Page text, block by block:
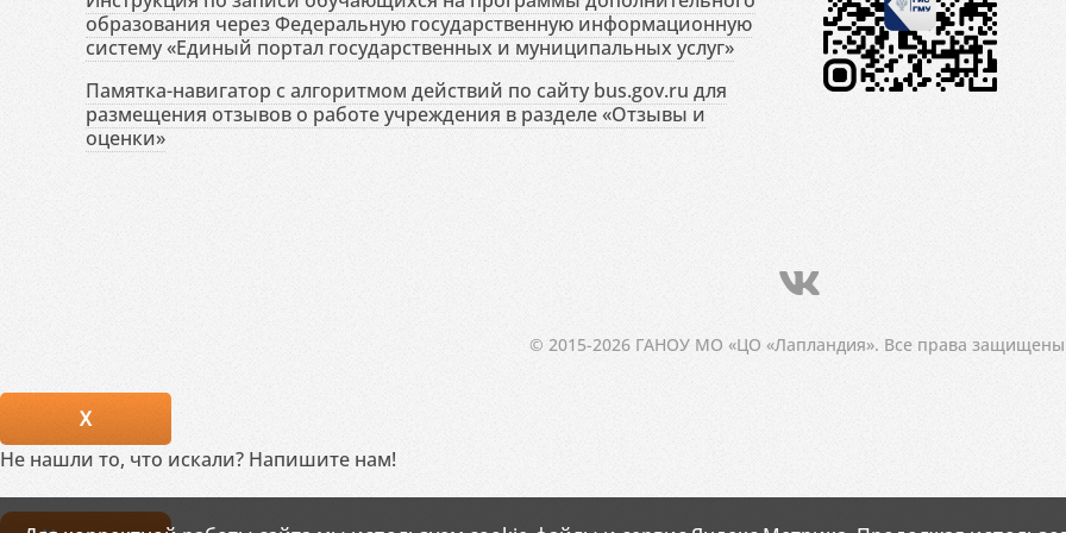
образования через Федеральную государственную информационную
систему «Единый портал государственных и муниципальных услуг»
Памятка-навигатор с алгоритмом действий по сайту bus.gov.ru для
размещения отзывов о работе учреждения в разделе «Отзывы и
оценки»
© 2015-2026 ГАНОУ МО «ЦО «Лапландия». Все права
X
Не нашли то, что искали? Напишите нам!